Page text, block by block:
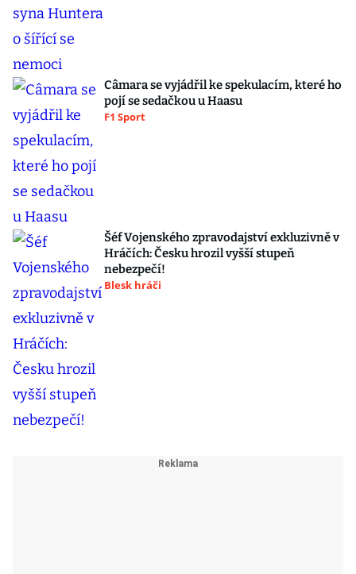
Câmara se vyjádřil ke spekulacím, které ho
pojí se sedačkou u Haasu
F1 Sport
Šéf Vojenského zpravodajství exkluzivně v
Hráčích: Česku hrozil vyšší stupeň
nebezpečí!
Blesk hráči